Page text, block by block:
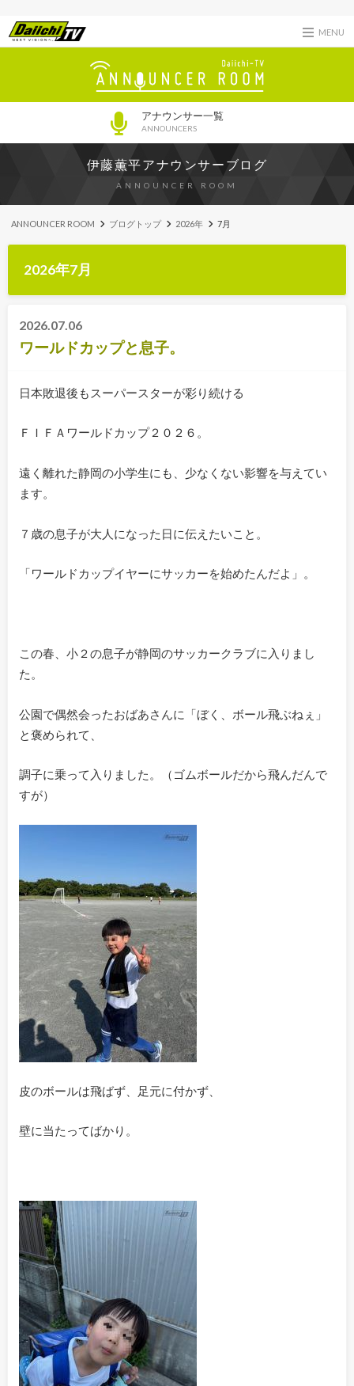
MENU
アナウンサー一覧
ANNOUNCERS
伊藤薫平アナウンサーブログ
ANNOUNCER ROOM
ANNOUNCER ROOM ブログトップ 2026年 7月
2026年7月
2026.07.06
ワールドカップと息子。
日本敗退後もスーパースターが彩り続ける
ＦＩＦＡワールドカップ２０２６。
遠く離れた静岡の小学生にも、少なくない影響を与えてい
ます。
７歳の息子が大人になった日に伝えたいこと。
「ワールドカップイヤーにサッカーを始めたんだよ」。
この春、小２の息子が静岡のサッカークラブに入りまし
た。
公園で偶然会ったおばあさんに「ぼく、ボール飛ぶねぇ」
と褒められて、
調子に乗って入りました。（ゴムボールだから飛んだんで
すが）
皮のボールは飛ばず、足元に付かず、
壁に当たってばかり。